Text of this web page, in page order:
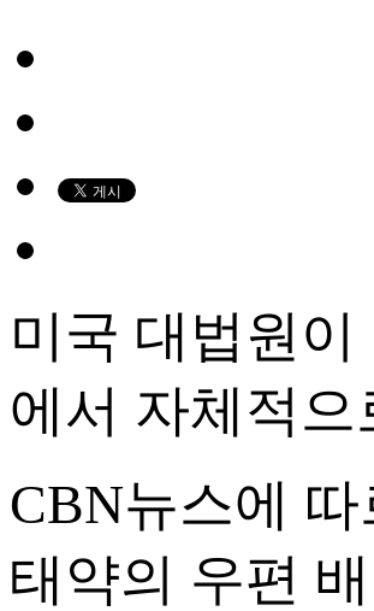
미국 대법원
에서 자체적
CBN뉴스에
태약의 우편